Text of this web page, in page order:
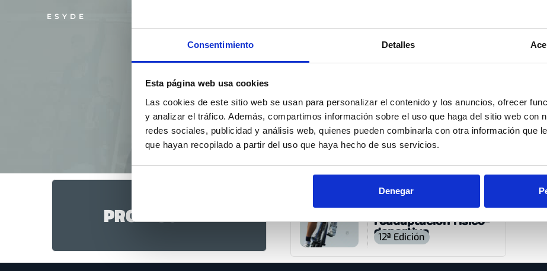
Consentimiento Detalles
Esta página web usa cookies
Las cookies de este sitio web se usan para personalizar el contenido y los anuncios, ofrecer
y analizar el tráfico. Además, compartimos información sobre el uso que haga del sitio web con
redes sociales, publicidad y análisis web, quienes pueden combinarla con otra información que
que hayan recopilado a partir del uso que haya hecho de sus servicios.
Denegar
ESYDE
Ejerce comodirector técnico de Aira Sport,miembro directivo del
Instituto Internacional en Ciencias del Ejercicio Físico y Salud
vicepresidente de Scientific Sport. Esponente invitado en
diversos másteres nacionales
destacando por su labor en la divulgación y aplicación del
conocimiento en nutrición y entrenamiento deportivo.
PROFESOR EN
Optimización del
entrenamiento y
readaptación físico-
deportiva
12ª Edición